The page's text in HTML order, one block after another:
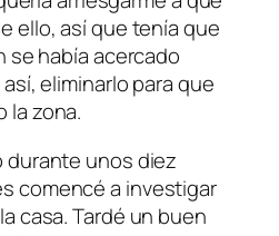
ello, así que tenía que
se había acercado
eliminarlo para que
la zona.
durante unos diez
comencé a investigar
casa. Tardé un buen